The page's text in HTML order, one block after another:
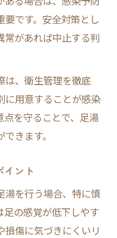
要です。安全対策とし
常があれば中止する判
は、衛生管理を徹底
に用意することが感染
を守ることで、足湯
きます。
ント
湯を行う場合、特に慎
足の感覚が低下しやす
損傷に気づきにくいリ